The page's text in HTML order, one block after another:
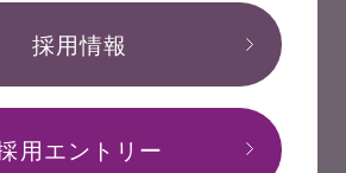
採用情報
用エントリー